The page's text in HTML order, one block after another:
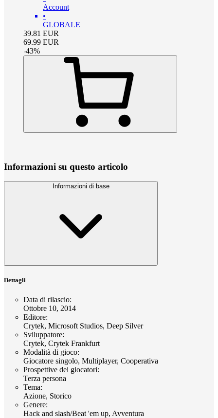
Account
•
GLOBALE
39.81 EUR
69.99 EUR
-43%
Informazioni su questo articolo
Informazioni di base
Dettagli
Data di rilascio:
Ottobre 10, 2014
Editore:
Crytek, Microsoft Studios, Deep Silver
Sviluppatore:
Crytek, Crytek Frankfurt
Modalità di gioco:
Giocatore singolo, Multiplayer, Cooperativa
Prospettive dei giocatori:
Terza persona
Tema:
Azione, Storico
Genere:
Hack and slash/Beat 'em up, Avventura